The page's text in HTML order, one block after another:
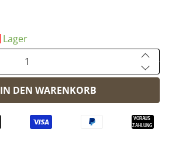
​Lager
IN DEN WARENKORB